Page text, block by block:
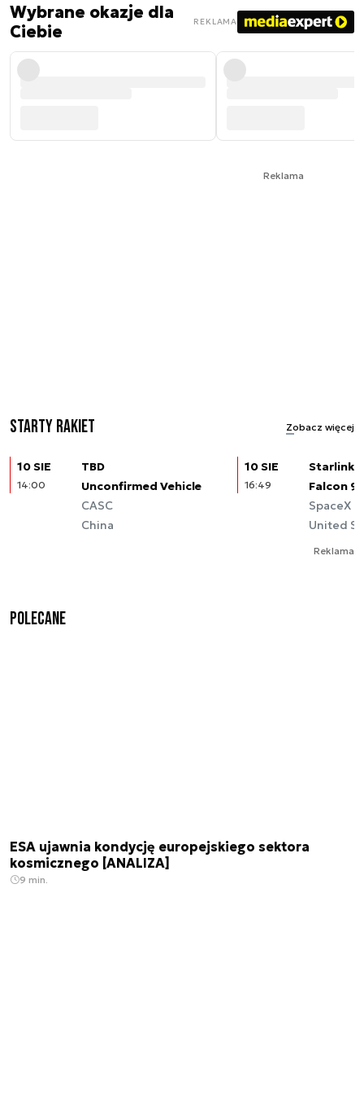
Wybrane okazje dla
Ciebie
REKLAMA
Reklama
Starty rakiet Zobacz więcej
10 SIE
14:00
TBD
Unconfirmed Vehicle
CASC
China
10 SIE
16:49
Starlink
Falcon 9
SpaceX
United
Reklama
Polecane
ESA ujawnia kondycję europejskiego sektora
kosmicznego [ANALIZA]
9 min.